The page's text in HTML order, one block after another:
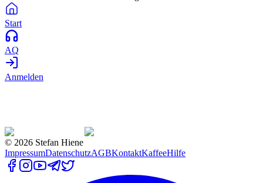
Start
AQ
Anmelden
© 2026 Stefan Hiene
ImpressumDatenschutzAGBKontaktKaffeeHilfe